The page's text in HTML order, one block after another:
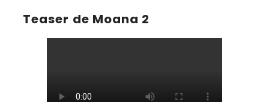
Teaser de Moana 2